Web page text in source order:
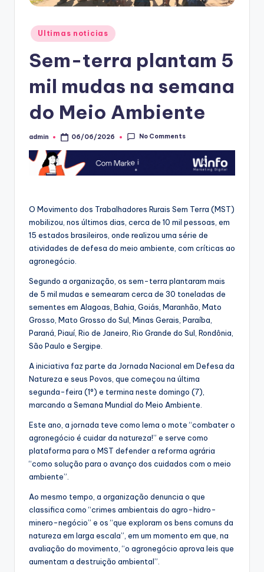
Posted
in
Ultimas noticias
Sem-terra plantam 5
mil mudas na semana
do Meio Ambiente
Posted
admin 06/06/2026 No Comments
O Movimento dos Trabalhadores Rurais Sem Terra (MST)
mobilizou, nos últimos dias, cerca de 10 mil pessoas, em
15 estados brasileiros, onde realizou uma série de
atividades de defesa do meio ambiente, com críticas ao
agronegócio.
Segundo a organização, os sem-terra plantaram mais
de 5 mil mudas e semearam cerca de 30 toneladas de
sementes em Alagoas, Bahia, Goiás, Maranhão, Mato
Grosso, Mato Grosso do Sul, Minas Gerais, Paraíba,
Paraná, Piauí, Rio de Janeiro, Rio Grande do Sul, Rondônia,
São Paulo e Sergipe.
A iniciativa faz parte da Jornada Nacional em Defesa da
Natureza e seus Povos, que começou na última
segunda-feira (1°) e termina neste domingo (7),
marcando a Semana Mundial do Meio Ambiente.
Este ano, a jornada teve como lema o mote “combater o
agronegócio é cuidar da natureza!” e serve como
plataforma para o MST defender a reforma agrária
“como solução para o avanço dos cuidados com o meio
ambiente”.
Ao mesmo tempo, a organização denuncia o que
classifica como “crimes ambientais do agro-hidro-
minero-negócio” e os “que exploram os bens comuns da
natureza em larga escala”, em um momento em que, na
avaliação do movimento, “o agronegócio aprova leis que
aumentam a destruição ambiental”.